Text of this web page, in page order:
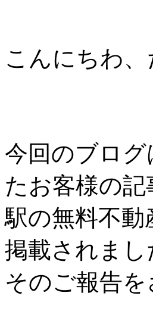
こんにちわ
今回のブロ
たお客様の記
駅の無料不動
掲載されまし
そのご報告